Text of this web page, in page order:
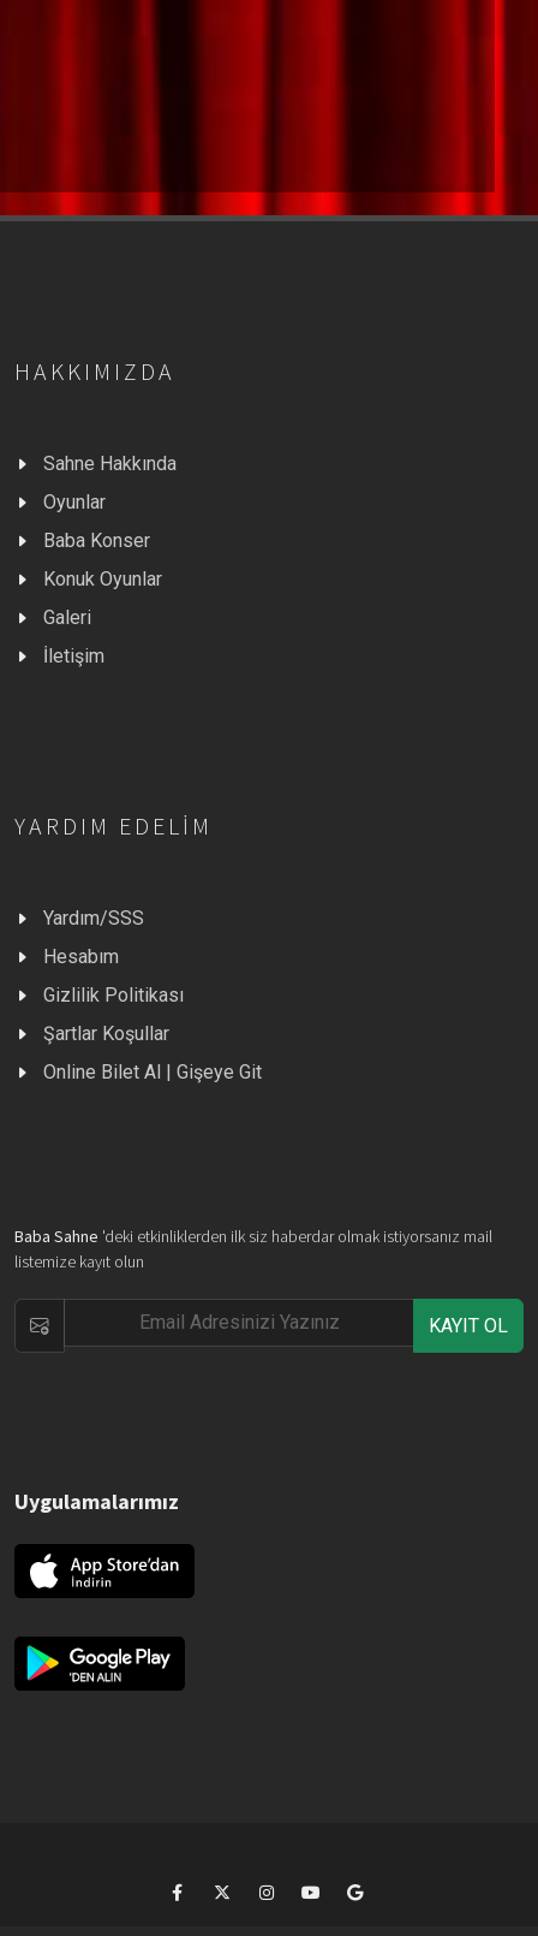
HAKKIMIZDA
Sahne Hakkında
Oyunlar
Baba Konser
Konuk Oyunlar
Galeri
İletişim
YARDIM EDELIM
Yardım/SSS
Hesabım
Gizlilik Politikası
Şartlar Koşullar
Online Bilet Al | Gişeye Git
Baba Sahne 'deki etkinliklerden ilk siz haberdar olmak istiyorsanız mail
listemize kayıt olun
KAYIT OL
Uygulamalarımız